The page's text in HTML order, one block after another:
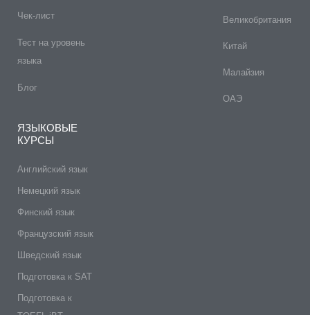
Чек-лист
Тест на уровень
языка
Блог
Великобритания
Китай
Малайзия
ОАЭ
ЯЗЫКОВЫЕ
КУРСЫ
Английский язык
Немецкий язык
Финский язык
Французский язык
Шведский язык
Подготовка к SAT
Подготовка к